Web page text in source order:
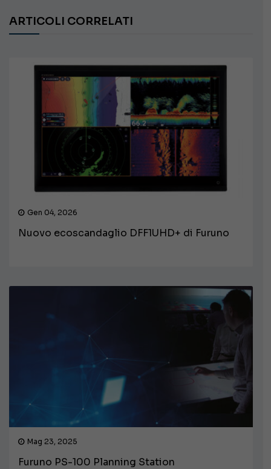
ARTICOLI CORRELATI
Gen 04, 2026
Nuovo ecoscandaglio DFF1UHD+ di Furuno
Mag 23, 2025
Furuno PS-100 Planning Station